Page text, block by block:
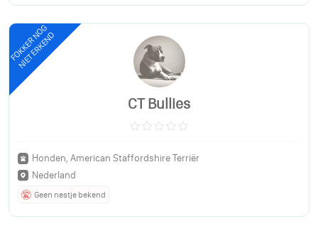
FOKKER NOG
NIET ERKEND
CT Bullies
Honden, American Staffordshire Terriër
Nederland
Geen nestje bekend